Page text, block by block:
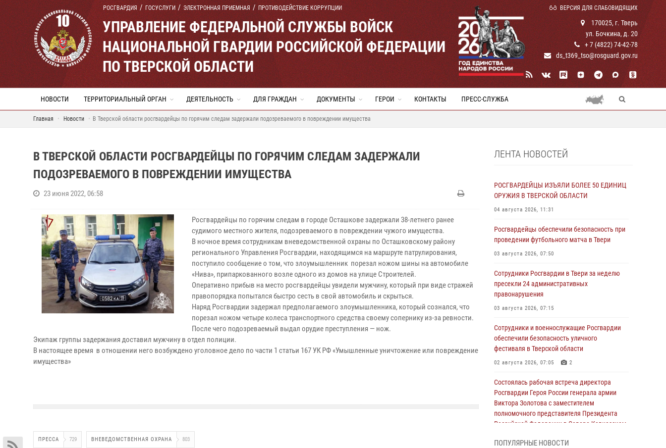
РОСГВАРДИЯ ГОСУСЛУГИ ЭЛЕКТРОННАЯ ПРИЕМНАЯ ПРОТИВОДЕЙСТВИЕ КОРРУПЦИИ ВЕРСИЯ ДЛЯ СЛАБОВИДЯЩИХ
УПРАВЛЕНИЕ ФЕДЕРАЛЬНОЙ СЛУЖБЫ ВОЙСК
НАЦИОНАЛЬНОЙ ГВАРДИИ РОССИЙСКОЙ ФЕДЕРАЦИИ
ПО ТВЕРСКОЙ ОБЛАСТИ
170025, г. Тверь
ул. Бочкина, д. 20
+ 7 (4822) 74-42-78
ds_t369_tso@rosguard.gov.ru
НОВОСТИ ТЕРРИТОРИАЛЬНЫЙ ОРГАН ДЕЯТЕЛЬНОСТЬ ДЛЯ ГРАЖДАН ДОКУМЕНТЫ ГЕРОИ КОНТАКТЫ ПРЕСС-СЛУЖБА
Главная Новости В Тверской области росгвардейцы по горячим следам задержали подозреваемого в повреждении имущества
В ТВЕРСКОЙ ОБЛАСТИ РОСГВАРДЕЙЦЫ ПО ГОРЯЧИМ СЛЕДАМ ЗАДЕРЖАЛИ
ПОДОЗРЕВАЕМОГО В ПОВРЕЖДЕНИИ ИМУЩЕСТВА
23 июня 2022, 06:58
Росгвардейцы по горячим следам в городе Осташкове задержали 38-летнего ранее
судимого местного жителя, подозреваемого в повреждении чужого имущества.
В ночное время сотрудникам вневедомственной охраны по Осташковскому району
регионального Управления Росгвардии, находящимся на маршруте патрулирования,
поступило сообщение о том, что злоумышленник порезал ножом шины на автомобиле
«Нива», припаркованного возле одного из домов на улице Строителей.
Оперативно прибыв на место росгвардейцы увидели мужчину, который при виде стражей
правопорядка попытался быстро сесть в свой автомобиль и скрыться.
Наряд Росгвардии задержал предполагаемого злоумышленника, который сознался, что
порезал ножом четыре колеса транспортного средства своему сопернику из-за ревности.
После чего подозреваемый выдал орудие преступления — нож.
Экипаж группы задержания доставил мужчину в отдел полиции.
В настоящее время в отношении него возбуждено уголовное дело по части 1 статьи 167 УК РФ «Умышленные уничтожение или повреждение
имущества»
ПРЕССА 729 ВНЕВЕДОМСТВЕННАЯ ОХРАНА 803
ЛЕНТА НОВОСТЕЙ
РОСГВАРДЕЙЦЫ ИЗЪЯЛИ БОЛЕЕ 50 ЕДИНИЦ
ОРУЖИЯ В ТВЕРСКОЙ ОБЛАСТИ
04 августа 2026, 11:31
Росгвардейцы обеспечили безопасность при
проведении футбольного матча в Твери
03 августа 2026, 07:50
Сотрудники Росгвардии в Твери за неделю
пресекли 24 административных
правонарушения
03 августа 2026, 07:15
Сотрудники и военнослужащие Росгвардии
обеспечили безопасность уличного
фестиваля в Тверской области
02 августа 2026, 07:05 2
Состоялась рабочая встреча директора
Росгвардии Героя России генерала армии
Виктора Золотова с заместителем
полномочного представителя Президента
Российской Федерации в Северо-Кавказском
ПОПУЛЯРНЫЕ НОВОСТИ